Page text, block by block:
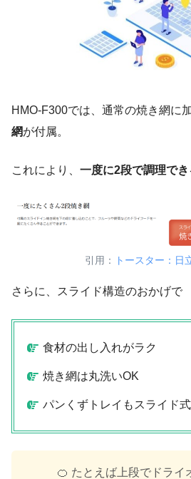
HMO-F300では、通常の焼き網に
網が付属。
これにより、 一度に2段で調理でき
引用： トースター：日
さらに、スライド構造のおかげで
食材の出し入れがラク
焼き網は丸洗いOK
パンくずトレイもスライド
🍊 たとえば上段でドライ